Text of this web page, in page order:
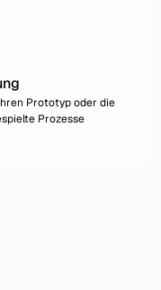
Prototyp oder die
Prozesse